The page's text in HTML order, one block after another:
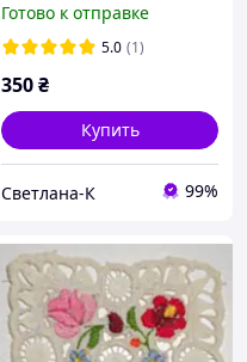
хлопок, рогожка,/
40см*170см /
Готово к отправке
5.0 (1)
350₴
Купить
Светлана-К 99%